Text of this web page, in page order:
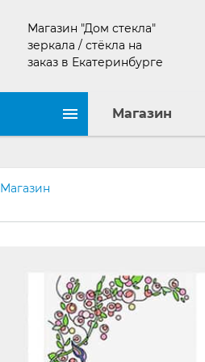
Магазин "Дом стекла"
зеркала / стёкла на
заказ в Екатеринбурге
Магазин
Магазин